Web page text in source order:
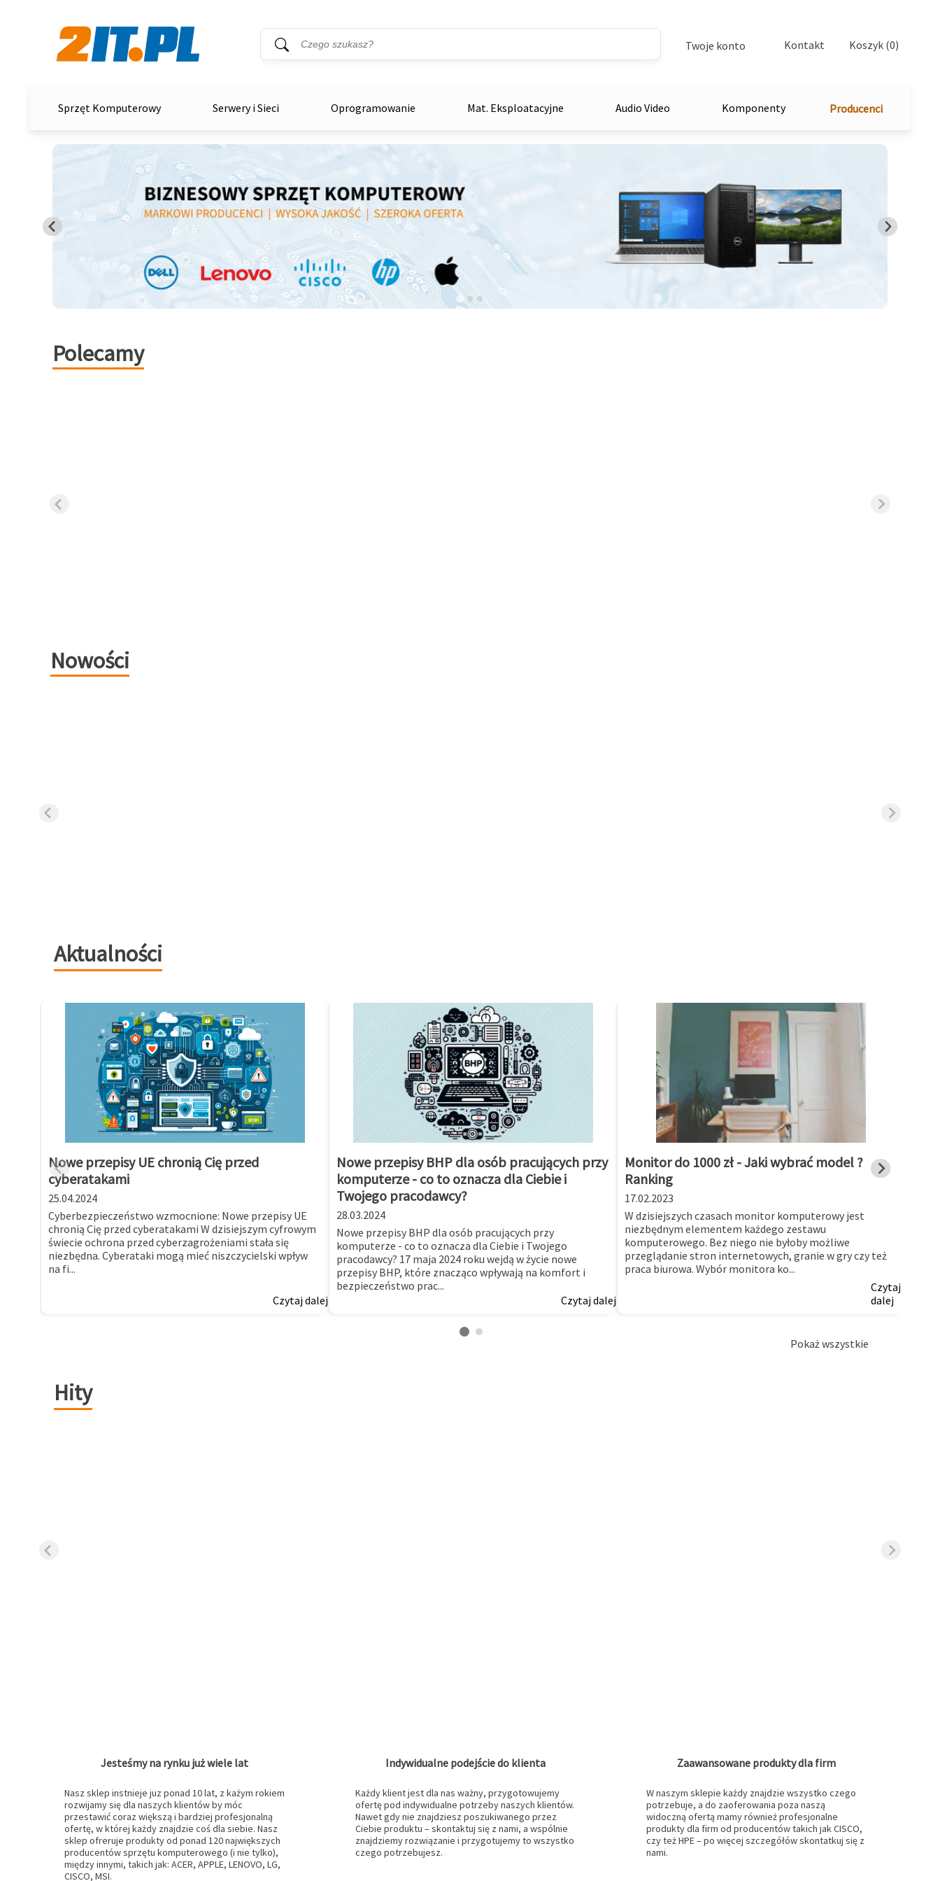
Wyszukiwarka
Słowo kluczowe
Twoje konto Kontakt Koszyk (0)
Sprzęt Komputerowy Serwery i Sieci Oprogramowanie Mat. Eksploatacyjne Audio Video Komponenty Producenci
Polecamy
Nowości
Aktualności
Nowe przepisy UE chronią Cię przed
cyberatakami
25.04.2024
Cyberbezpieczeństwo wzmocnione: Nowe przepisy UE
chronią Cię przed cyberatakami W dzisiejszym cyfrowym
świecie ochrona przed cyberzagrożeniami stała się
niezbędna. Cyberataki mogą mieć niszczycielski wpływ
na fi...
Czytaj dalej
Nowe przepisy BHP dla osób pracujących przy
komputerze - co to oznacza dla Ciebie i
Twojego pracodawcy?
28.03.2024
Nowe przepisy BHP dla osób pracujących przy
komputerze - co to oznacza dla Ciebie i Twojego
pracodawcy? 17 maja 2024 roku wejdą w życie nowe
przepisy BHP, które znacząco wpływają na komfort i
bezpieczeństwo prac...
Czytaj dalej
Monitor do 1000 zł - Jaki wybrać model ?
Ranking
17.02.2023
W dzisiejszych czasach monitor komputerowy jest
niezbędnym elementem każdego zestawu
komputerowego. Bez niego nie byłoby możliwe
przeglądanie stron internetowych, granie w gry czy też
praca biurowa. Wybór monitora ko...
Czytaj
dalej
Pokaż wszystkie
Hity
Jesteśmy na rynku już wiele lat
Nasz sklep instnieje juz ponad 10 lat, z każym rokiem
rozwijamy się dla naszych klientów by móc
przestawić coraz większą i bardziej profesjonalną
ofertę, w której każdy znajdzie coś dla siebie. Nasz
sklep ofreruje produkty od ponad 120 największych
producentów sprzętu komputerowego (i nie tylko),
między innymi, takich jak: ACER, APPLE, LENOVO, LG,
CISCO, MSI.
Indywidualne podejście do klienta
Każdy klient jest dla nas ważny, przygotowujemy
ofertę pod indywidualne potrzeby naszych klientów.
Nawet gdy nie znajdziesz poszukiwanego przez
Ciebie produktu – skontaktuj się z nami, a wspólnie
znajdziemy rozwiązanie i przygotujemy to wszystko
czego potrzebujesz.
Zaawansowane produkty dla firm
W naszym sklepie każdy znajdzie wszystko czego
potrzebuje, a do zaoferowania poza naszą
widoczną ofertą mamy również profesjonalne
produkty dla firm od producentów takich jak CISCO,
czy też HPE – po więcej szczegółów skontatkuj się z
nami.